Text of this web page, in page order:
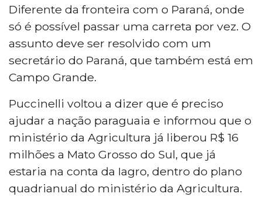
Diferente da fronteira com o Paraná, onde
só é possível passar uma carreta por vez. O
assunto deve ser resolvido com um
secretário do Paraná, que também está em
Campo Grande.
Puccinelli voltou a dizer que é preciso
ajudar a nação paraguaia e informou que o
ministério da Agricultura já liberou R$ 16
milhões a Mato Grosso do Sul, que já
estaria na conta da Iagro, dentro do plano
quadrianual do ministério da Agricultura.